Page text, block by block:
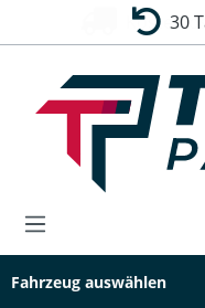
30
Fahrzeug auswählen